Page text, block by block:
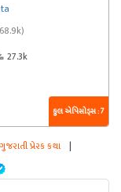
27.3k
કુલ એપિસોડ્સ : 7
ગુજરાતી પ્રેરક કથા |